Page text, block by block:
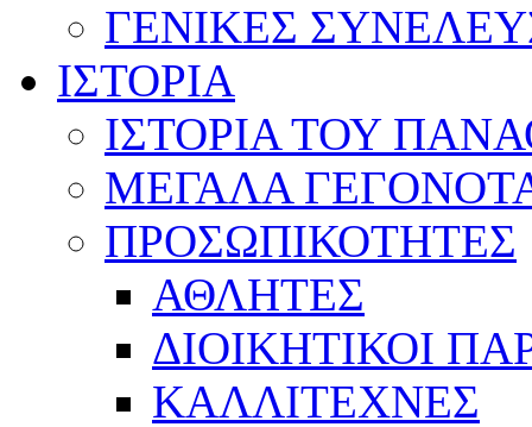
ΓΕΝΙΚΕΣ
ΙΣΤΟΡΙΑ
ΙΣΤΟΡΙΑ ΤΟΥ
ΜΕΓΑΛΑ
ΠΡΟΣΩΠΙΚΟΤΗΤΕΣ
ΑΘΛΗΤΕΣ
ΔΙΟΙΚΗΤΙΚΟΙ
ΚΑΛΛΙΤΕΧΝΕΣ